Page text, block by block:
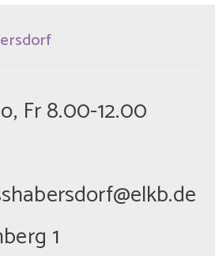
Fr 8.00-12.00
1